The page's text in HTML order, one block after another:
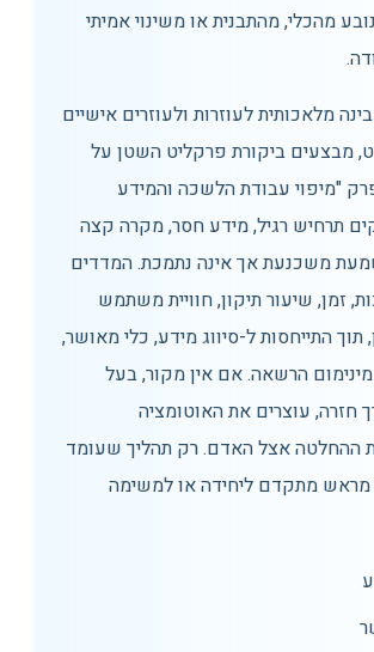
מהכלי, מהתבנית או משינוי אמיתי
מלאכותית לעוזרות ולעוזרים אישיים
מבצעים ביקורת פרקליט השטן על
"מיפוי עבודת הלשכה והמידע
תרחיש רגיל, מידע חסר, מקרה קצה
משכנעת אך אינה נתמכת. המדדים
זמן, שיעור תיקון, חוויית משתמש
תוך התייחסות ל-סיווג מידע, כלי מאושר,
הרשאה. אם אין מקור, בעל
חזרה, עוצרים את האוטומציה
ההחלטה אצל האדם. רק תהליך שעומד
מתקדם ליחידה או למשימה